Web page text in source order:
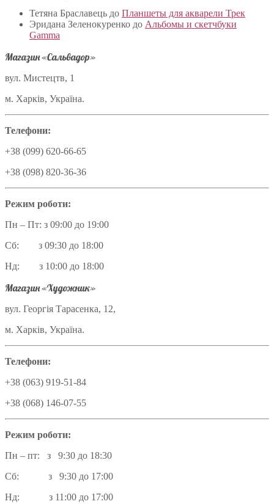
Тетяна Браславець до Планшеты для акварели Трек
Эридана Зеленокуренко до Альбомы и скетчбуки
Gamma
Магазин «Сальвадор»
вул. Мистецтв, 1
м. Харків, Україна.
Телефони:
+38 (099) 620-66-65
+38 (098) 820-36-36
Режим роботи:
Пн – Пт: з 09:00 до 19:00
Сб: з 09:30 до 18:00
Нд: з 10:00 до 18:00
Магазин «Художник»
вул. Георгія Тарасенка, 12,
м. Харків, Україна.
Телефони:
+38 (063) 919-51-84
+38 (068) 146-07-55
Режим роботи:
Пн – пт: з 9:30 до 18:30
Сб: з 9:30 до 17:00
Нд: з 11:00 до 17:00